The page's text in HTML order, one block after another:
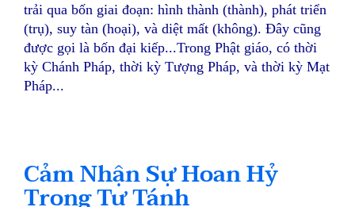
trải qua bốn giai đoạn: hình thành (thành), phát triển
(trụ), suy tàn (hoại), và diệt mất (không). Đây cũng
được gọi là bốn đại kiếp...Trong Phật giáo, có thời
kỳ Chánh Pháp, thời kỳ Tượng Pháp, và thời kỳ Mạt
Pháp...
Cảm Nhận Sự Hoan Hỷ
Trong Tự Tánh